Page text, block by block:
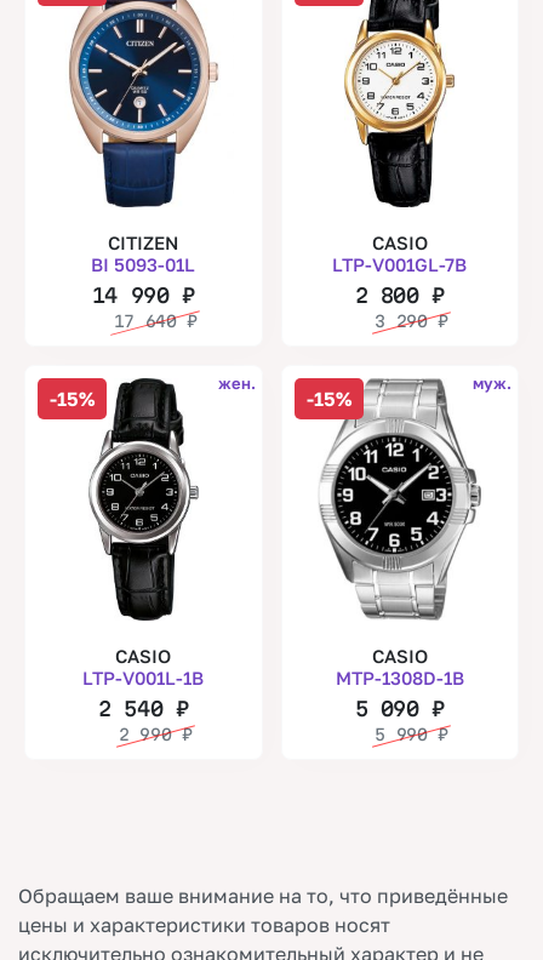
CITIZEN
BI 5093-01L
14 990₽
17 640₽
CASIO
LTP-V001GL-7B
2 800₽
3 290₽
-15%
жен.
CASIO
LTP-V001L-1B
2 540 ₽
2 990₽
-15%
муж.
CASIO
MTP-1308D-1B
5 090₽
5 990₽
Обращаем ваше внимание на то, что приведённые
цены и характеристики товаров носят
исключительно ознакомительный характер и не